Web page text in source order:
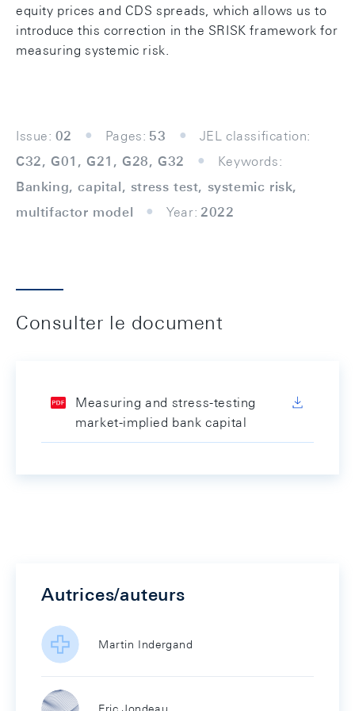
equity prices and CDS spreads, which allows us to
introduce this correction in the SRISK framework for
measuring systemic risk.
Issue: 02 Pages: 53
JEL classification:
C32, G01, G21, G28, G32
Keywords:
Banking, capital, stress test, systemic risk,
multifactor model
Year: 2022
Consulter le document
Measuring and stress-testing
market-implied bank capital
Autrices/auteurs
Martin Indergand